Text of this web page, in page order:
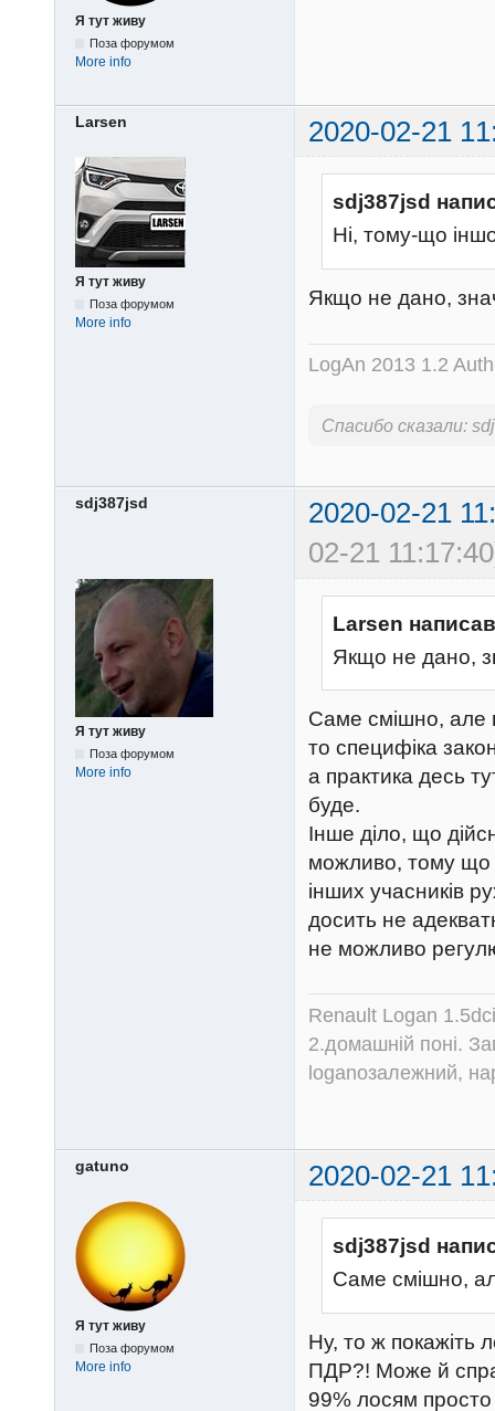
Я тут живу
Поза форумом
More info
Larsen 2020-02-21
Я тут живу
Поза форумом
More info
sdj387jsd
Ні, тому-що
Якщо не дано,
LogAn 2013 1.2
Спасибо сказали:
sdj387jsd
2020-02-21
02-21
Я тут живу
Поза форумом
More info
Larsen
Якщо не дано,
Саме смішно, але
то специфіка
а практика десь
буде.
Інше діло, що
можливо, тому що
інших учасників
досить не
не можливо
Renault Logan
2.домашній поні.
loganозалежний,
gatuno 2020-02-21
Я тут живу
Поза форумом
More info
sdj387jsd
Саме смішно,
Ну, то ж покажіть
ПДР?! Може й
99% лосям